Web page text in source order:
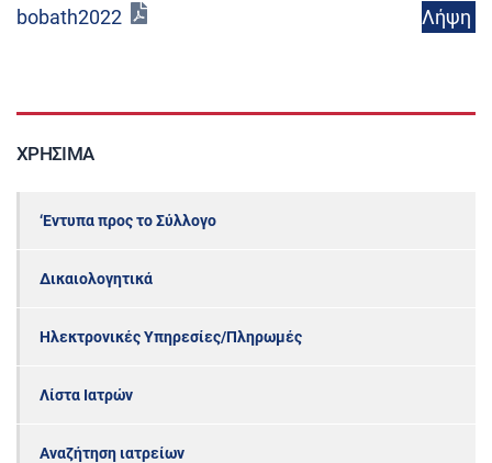
bobath2022 Λήψη
ΧΡΉΣΙΜΑ
‘Εντυπα προς το Σύλλογο
Δικαιολογητικά
Ηλεκτρονικές Υπηρεσίες/Πληρωμές
Λίστα Ιατρών
Αναζήτηση ιατρείων